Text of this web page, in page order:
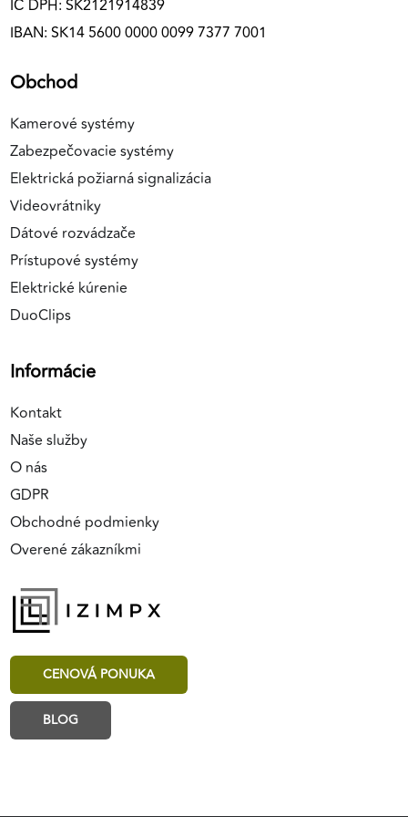
IČ DPH: SK2121914839
IBAN: SK14 5600 0000 0099 7377 7001
Obchod
Kamerové systémy
Zabezpečovacie systémy
Elektrická požiarná signalizácia
Videovrátniky
Dátové rozvádzače
Prístupové systémy
Elektrické kúrenie
DuoClips
Informácie
Kontakt
Naše služby
O nás
GDPR
Obchodné podmienky
Overené zákazníkmi
CENOVÁ PONUKA
BLOG